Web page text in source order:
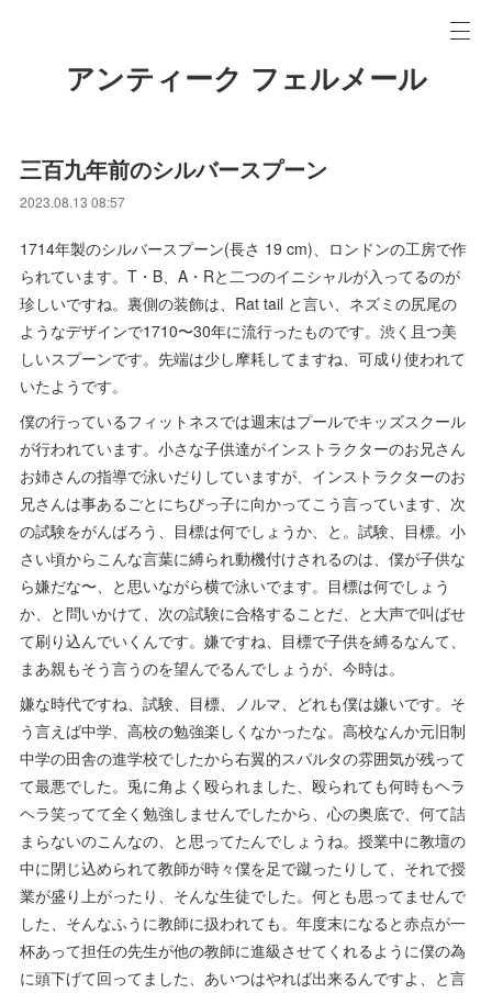
アンティーク フェルメール
三百九年前のシルバースプーン
2023.08.13 08:57
1714年製のシルバースプーン(長さ 19 cm)、ロンドンの工房で作
られています。T・B、A・Rと二つのイニシャルが入ってるのが
珍しいですね。裏側の装飾は、Rat tail と言い、ネズミの尻尾の
ようなデザインで1710〜30年に流行ったものです。渋く且つ美
しいスプーンです。先端は少し摩耗してますね、可成り使われて
いたようです。
僕の行っているフィットネスでは週末はプールでキッズスクール
が行われています。小さな子供達がインストラクターのお兄さん
お姉さんの指導で泳いだりしていますが、インストラクターのお
兄さんは事あるごとにちびっ子に向かってこう言っています、次
の試験をがんばろう、目標は何でしょうか、と。試験、目標。小
さい頃からこんな言葉に縛られ動機付けされるのは、僕が子供な
ら嫌だな〜、と思いながら横で泳いでます。目標は何でしょう
か、と問いかけて、次の試験に合格することだ、と大声で叫ばせ
て刷り込んでいくんです。嫌ですね、目標で子供を縛るなんて、
まあ親もそう言うのを望んでるんでしょうが、今時は。
嫌な時代ですね、試験、目標、ノルマ、どれも僕は嫌いです。そ
う言えば中学、高校の勉強楽しくなかったな。高校なんか元旧制
中学の田舎の進学校でしたから右翼的スパルタの雰囲気が残って
て最悪でした。兎に角よく殴られました、殴られても何時もヘラ
ヘラ笑ってて全く勉強しませんでしたから、心の奥底で、何て詰
まらないのこんなの、と思ってたんでしょうね。授業中に教壇の
中に閉じ込められて教師が時々僕を足で蹴ったりして、それで授
業が盛り上がったり、そんな生徒でした。何とも思ってませんで
した、そんなふうに教師に扱われても。年度末になると赤点が一
杯あって担任の先生が他の教師に進級させてくれるように僕の為
に頭下げて回ってました、あいつはやれば出来るんですよ、と言